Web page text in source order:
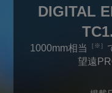
DIGITAL
1000mm相当 ［※］
望遠